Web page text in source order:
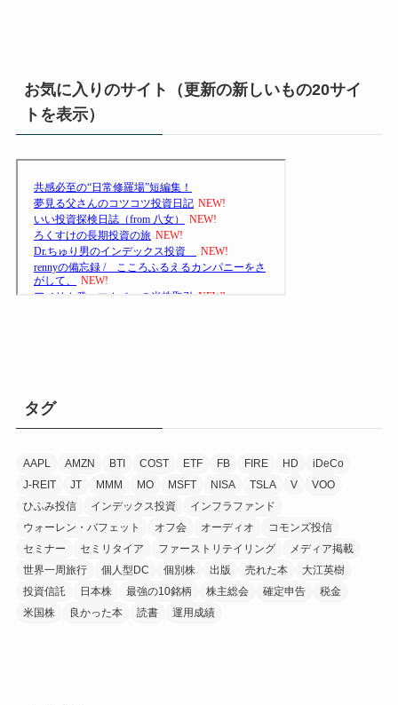
お気に入りのサイト（更新の新しいもの20サイ
トを表示）
タグ
AAPL AMZN BTI COST ETF FB FIRE HD
iDeCo
J-REIT
JT MMM MO MSFT NISA TSLA V
VOO
ひふみ投信
インデックス投資
インフラファンド
ウォーレン・バフェット
オフ会 オーディオ
コモンズ投信
セミナー
セミリタイア ファーストリテイリング
メディア掲載
世界一周旅行
個人型DC 個別株 出版 売れた本
大江英樹
投資信託
日本株 最強の10銘柄 株主総会 確定申告
税金
米国株
良かった本 読書 運用成績